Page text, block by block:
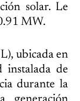
solar. Le
MW.
ubicada en
instalada de
durante la